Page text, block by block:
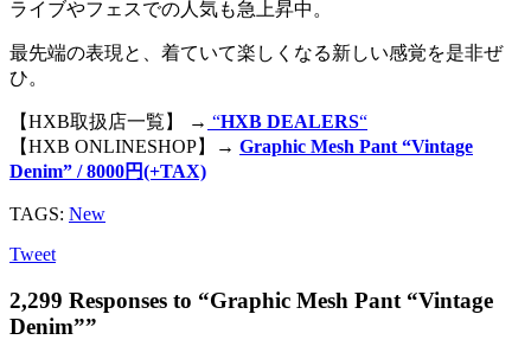
ライブやフェスでの人気も急上昇中。
最先端の表現と、着ていて楽しくなる新しい感覚を是非ぜ
ひ。
【HXB取扱店一覧】 → “HXB DEALERS“
【HXB ONLINESHOP】→ Graphic Mesh Pant “Vintage
Denim” / 8000円(+TAX)
TAGS: New
Tweet
2,299 Responses to “Graphic Mesh Pant “Vintage
Denim””